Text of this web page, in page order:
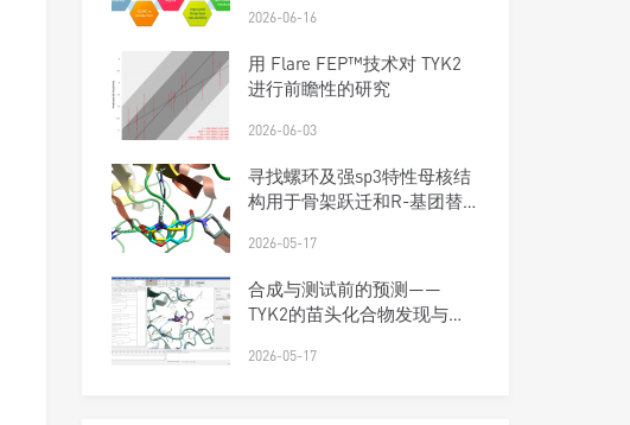
2026-06-16
用 Flare FEP™技术对 TYK2
进行前瞻性的研究
2026-06-03
寻找螺环及强sp3特性母核结
构用于骨架跃迁和R-基团替
2026-05-17
合成与测试前的预测——
TYK2的苗头化合物发现与优
2026-05-17